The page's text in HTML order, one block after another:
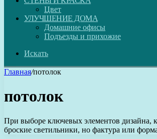
Цвет
УЛУЧШЕНИЕ ДОМА
Домашние офисы
Подъезды и прихожие
Искать
Главная/потолок
потолок
При выборе ключевых элементов дизайна,
броские светильники, но фактура или